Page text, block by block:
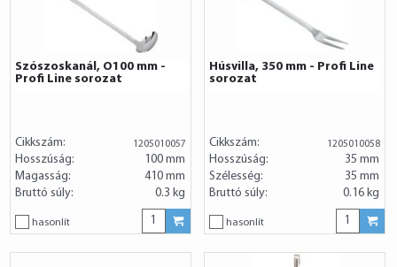
Szószoskanál, O100 mm -
Profi Line sorozat
Cikkszám: 1205010057
Hosszúság:
100 mm
Magasság:
410 mm
Bruttó súly:
0.3 kg
hasonlít
Húsvilla, 350 mm - Profi Line
sorozat
Cikkszám: 1205010058
Hosszúság:
35 mm
Szélesség:
35 mm
Bruttó súly:
0.16 kg
hasonlít